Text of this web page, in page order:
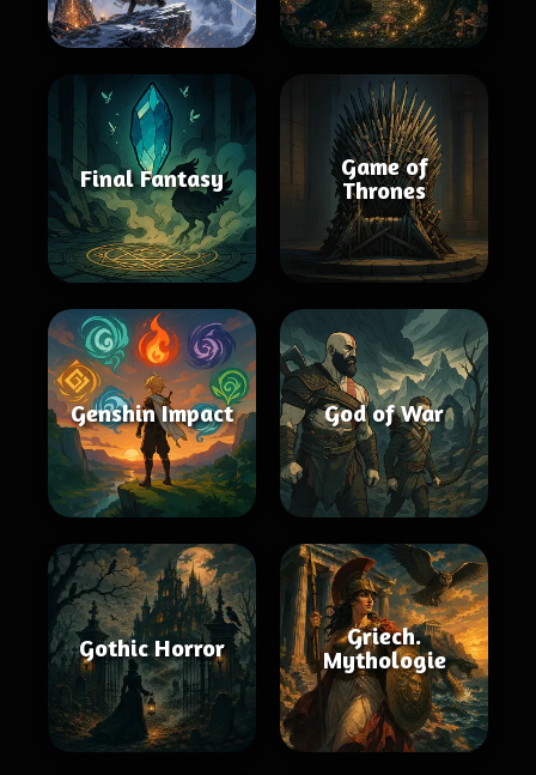
Final Fantasy
Game of
Thrones
Genshin Impact God of War
Gothic Horror
Griech.
Mythologie